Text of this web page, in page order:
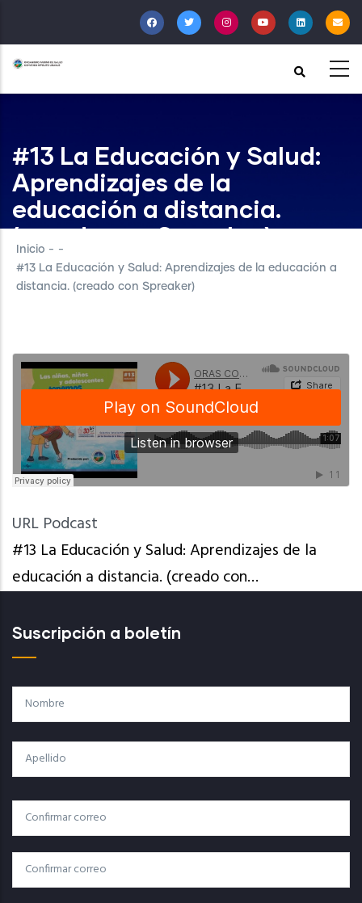
al
contenido
principal
#13 La Educación y Salud:
Aprendizajes de la
educación a distancia.
(creado con Spreaker)
Inicio - -
#13 La Educación y Salud: Aprendizajes de la educación a
distancia. (creado con Spreaker)
URL Podcast
#13 La Educación y Salud: Aprendizajes de la
educación a distancia. (creado con…
Suscripción a boletín
Nombre
Apellido
Correo
Electrónico
Correo Electrónico
Confirmar Correo